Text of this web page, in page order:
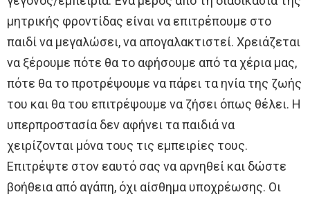
μητρικής φροντίδας είναι να επιτρέπουμε στο
παιδί να μεγαλώσει, να απογαλακτιστεί. Χρειάζεται
να ξέρουμε πότε θα το αφήσουμε από τα χέρια μας,
πότε θα το προτρέψουμε να πάρει τα ηνία της ζωής
του και θα του επιτρέψουμε να ζήσει όπως θέλει. Η
υπερπροστασία δεν αφήνει τα παιδιά να
χειρίζονται μόνα τους τις εμπειρίες τους.
Επιτρέψτε στον εαυτό σας να αρνηθεί και δώστε
βοήθεια από αγάπη, όχι αίσθημα υποχρέωσης. Οι